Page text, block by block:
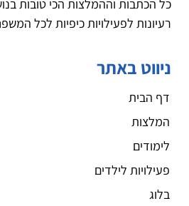
כל הכתבות וההמלצות הכי טובות
רעיונות לפעילויות כיפיות לכל
ניווט באתר
דף הבית
המלצות
לימודים
פעילויות לילדים
בלוג